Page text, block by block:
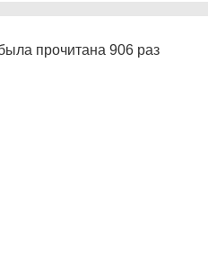
прочитана 906 раз